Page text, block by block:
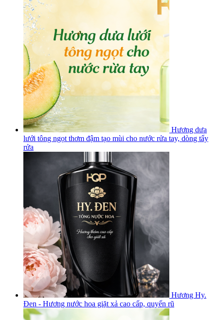
Hương dưa
lưới tông ngọt thơm đậm tạo mùi cho nước rửa tay, dòng tẩy
rửa
Hương Hy.
Đen - Hương nước hoa giặt xả cao cấp, quyến rũ